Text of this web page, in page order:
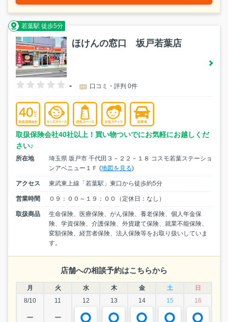
若葉駅 徒歩5分
ほけんの窓口 坂戸若葉店
- 口コミ・評判 0件
取扱保険会社40社以上！買い物ついでにお気軽にお越しくだ
さい♪
所在地
埼玉県 坂戸市 千代田３－２２－１８ コスモ若葉ステーショ
ンアベニュー１Ｆ (地図を見る)
アクセス 東武東上線「若葉駅」東口から徒歩約5分
営業時間 ０９：００～１９：００（定休日：なし）
取扱商品
生命保険、医療保険、がん保険、養老保険、個人年金保
険、学資保険、介護保険、外貨建て保険、就業不能保険、
変額保険、経営者保険、法人保険等をお取り扱いしていま
す。
店舗への相談予約はこちらから
月 火 水 木 金 土
日
8/10
11 12 13 14 15 16
ー ー